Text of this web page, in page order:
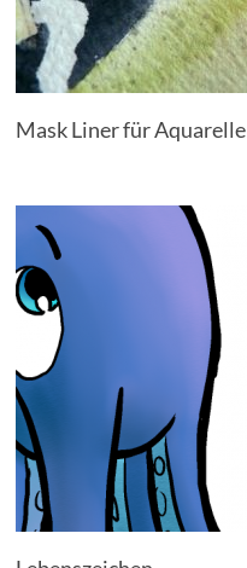
Mask Liner für Aquarelle